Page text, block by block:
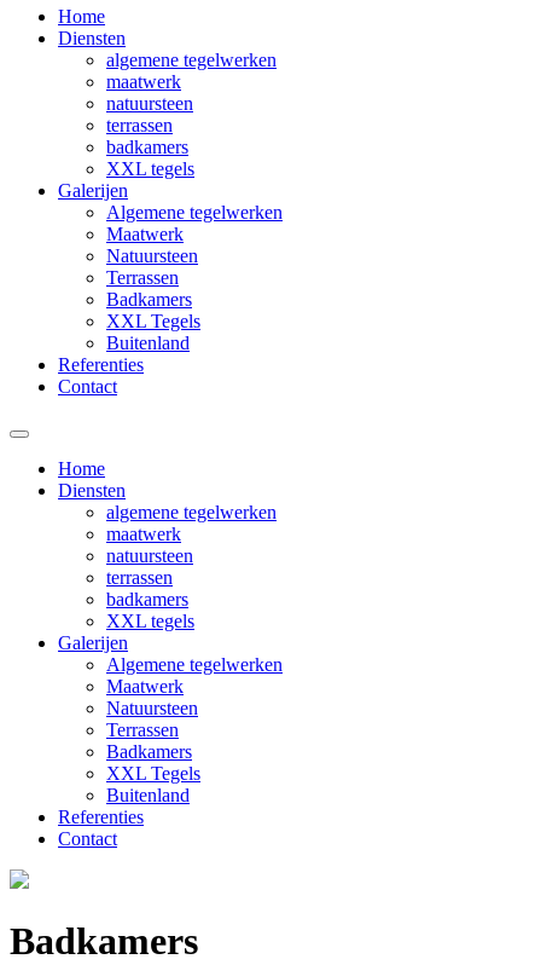
Home
Diensten
algemene tegelwerken
maatwerk
natuursteen
terrassen
badkamers
XXL tegels
Galerijen
Algemene tegelwerken
Maatwerk
Natuursteen
Terrassen
Badkamers
XXL Tegels
Buitenland
Referenties
Contact
Home
Diensten
algemene tegelwerken
maatwerk
natuursteen
terrassen
badkamers
XXL tegels
Galerijen
Algemene tegelwerken
Maatwerk
Natuursteen
Terrassen
Badkamers
XXL Tegels
Buitenland
Referenties
Contact
Badkamers